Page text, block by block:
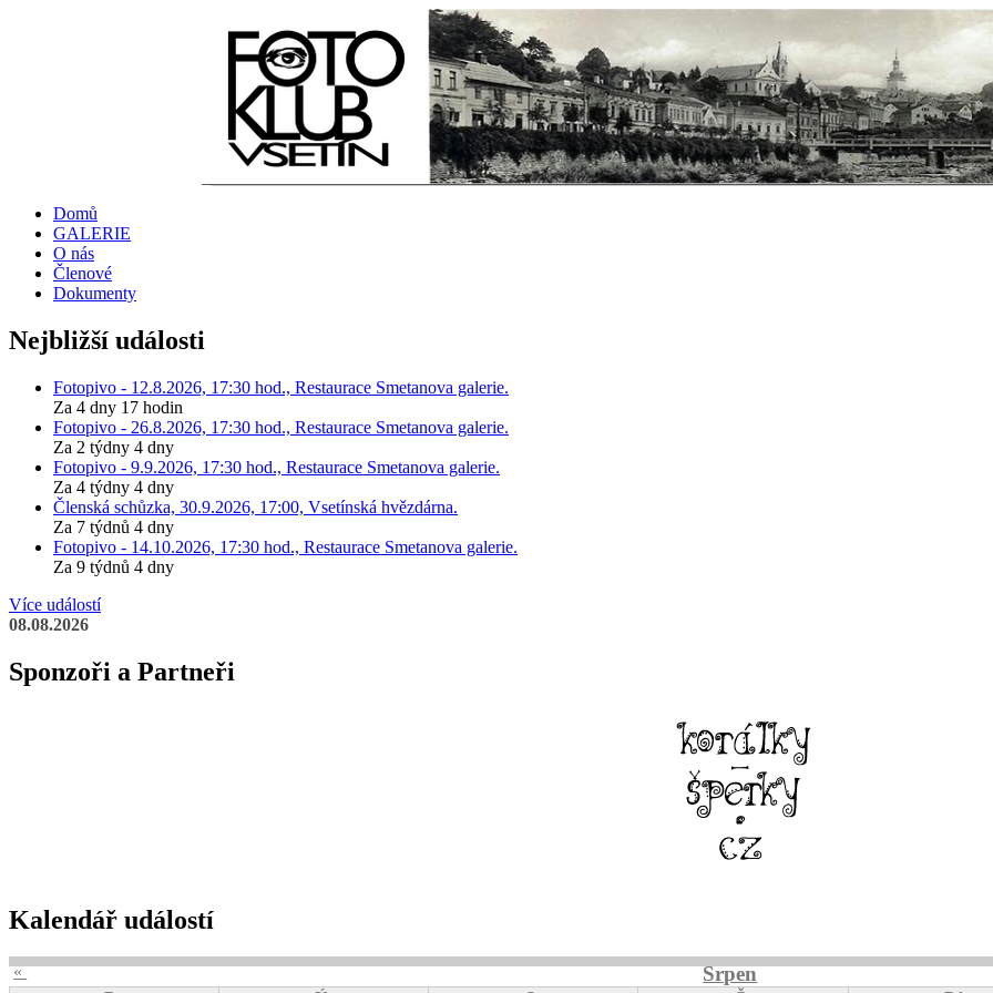
Domů
GALERIE
O nás
Členové
Dokumenty
Nejbližší události
Fotopivo - 12.8.2026, 17:30 hod., Restaurace Smetanova galerie.
Za 4 dny 17 hodin
Fotopivo - 26.8.2026, 17:30 hod., Restaurace Smetanova galerie.
Za 2 týdny 4 dny
Fotopivo - 9.9.2026, 17:30 hod., Restaurace Smetanova galerie.
Za 4 týdny 4 dny
Členská schůzka, 30.9.2026, 17:00, Vsetínská hvězdárna.
Za 7 týdnů 4 dny
Fotopivo - 14.10.2026, 17:30 hod., Restaurace Smetanova galerie.
Za 9 týdnů 4 dny
Více událostí
08.08.2026
Sponzoři a Partneři
Kalendář událostí
« Srpen